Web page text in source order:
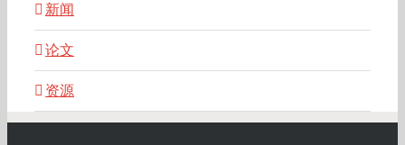
新闻
论文
资源